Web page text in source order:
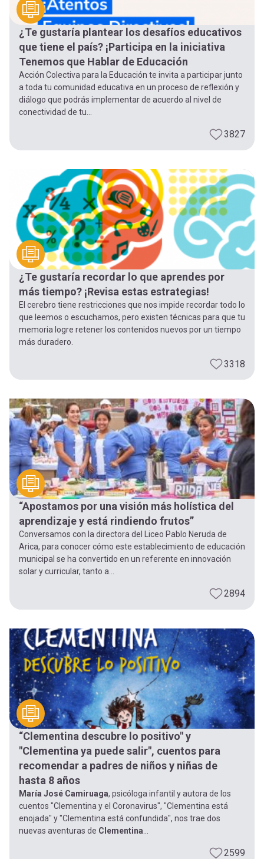
¿Te gustaría plantear los desafíos educativos
que tiene el país? ¡Participa en la iniciativa
Tenemos que Hablar de Educación
Acción Colectiva para la Educación te invita a participar junto
a toda tu comunidad educativa en un proceso de reflexión y
diálogo que podrás implementar de acuerdo al nivel de
conectividad de tu...
3827
¿Te gustaría recordar lo que aprendes por
más tiempo? ¡Revisa estas estrategias!
El cerebro tiene restricciones que nos impide recordar todo lo
que leemos o escuchamos, pero existen técnicas para que tu
memoria logre retener los contenidos nuevos por un tiempo
más duradero.
3318
“Apostamos por una visión más holística del
aprendizaje y está rindiendo frutos”
Conversamos con la directora del Liceo Pablo Neruda de
Arica, para conocer cómo este establecimiento de educación
municipal se ha convertido en un referente en innovación
solar y curricular, tanto a...
2894
“Clementina descubre lo positivo" y
"Clementina ya puede salir", cuentos para
recomendar a padres de niños y niñas de
hasta 8 años
María José Camiruaga, psicóloga infantil y autora de los
cuentos "Clementina y el Coronavirus", "Clementina está
enojada" y "Clementina está confundida", nos trae dos
nuevas aventuras de Clementina
2599